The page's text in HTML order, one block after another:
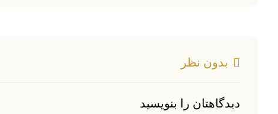
بدون نظر
دیدگاهتان را بنویسید